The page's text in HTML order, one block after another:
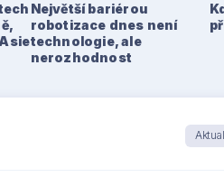
Největší bariérou
robotizace dnes není
technologie, ale
nerozhodnost